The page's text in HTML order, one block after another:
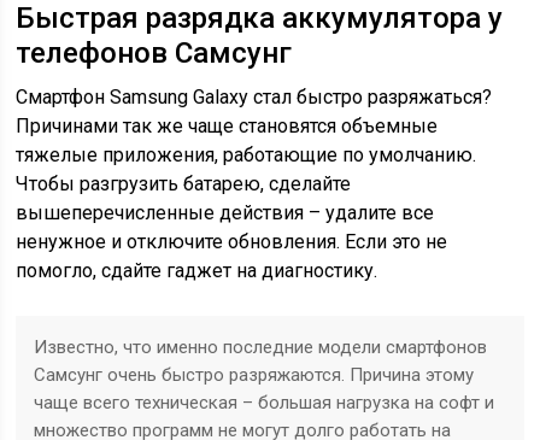
Быстрая разрядка аккумулятора у
телефонов Самсунг
Смартфон Samsung Galaxy стал быстро разряжаться?
Причинами так же чаще становятся объемные
тяжелые приложения, работающие по умолчанию.
Чтобы разгрузить батарею, сделайте
вышеперечисленные действия – удалите все
ненужное и отключите обновления. Если это не
помогло, сдайте гаджет на диагностику.
Известно, что именно последние модели смартфонов
Самсунг очень быстро разряжаются. Причина этому
чаще всего техническая – большая нагрузка на софт и
множество программ не могут долго работать на